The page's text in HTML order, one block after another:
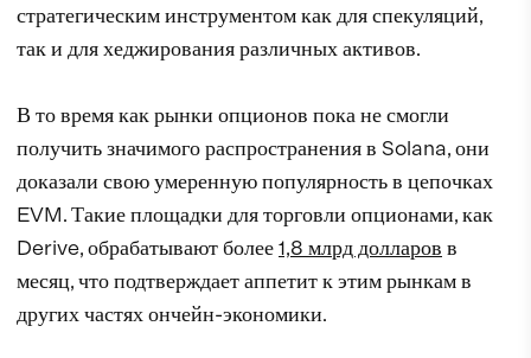
стратегическим инструментом как для спекуляций,
так и для хеджирования различных активов.
В то время как рынки опционов пока не смогли
получить значимого распространения в Solana, они
доказали свою умеренную популярность в цепочках
EVM. Такие площадки для торговли опционами, как
Derive, обрабатывают более1,8 млрд долларов в
месяц, что подтверждает аппетит к этим рынкам в
других частях ончейн-экономики.